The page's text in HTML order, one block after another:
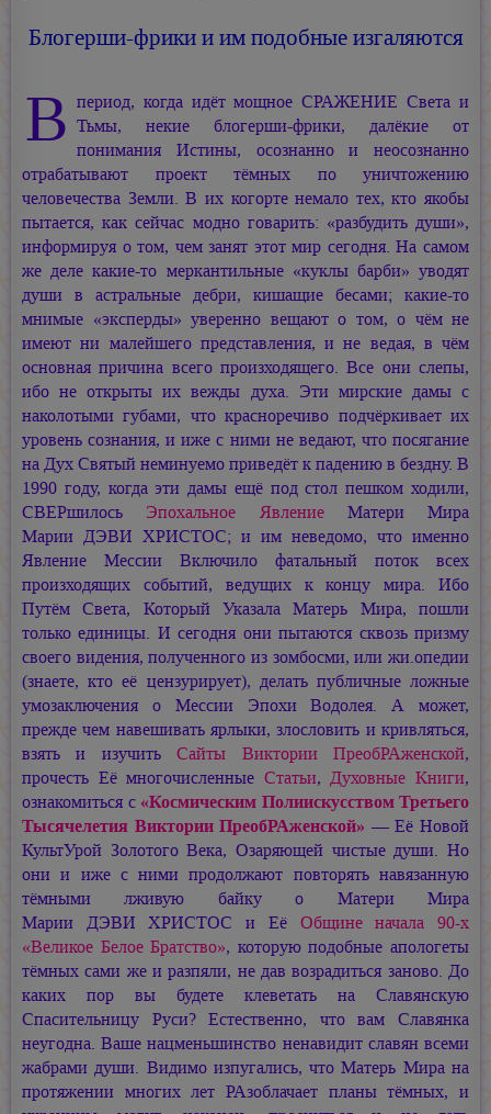
Блогерши-фрики и им подобные изгаляются
В период, когда идёт мощное СРАЖЕНИЕ Света и
Тьмы, некие блогерши-фрики, далёкие от
понимания Истины, осознанно и неосознанно
отрабатывают проект тёмных по уничтожению
человечества Земли. В их когорте немало тех, кто якобы
пытается, как сейчас модно говарить: «разбудить души»,
информируя о том, чем занят этот мир сегодня. На самом
же деле какие-то меркантильные «куклы барби» уводят
души в астральные дебри, кишащие бесами; какие-то
мнимые «эксперды» уверенно вещают о том, о чём не
имеют ни малейшего представления, и не ведая, в чём
основная причина всего произходящего. Все они слепы,
ибо не открыты их вежды духа. Эти мирские дамы с
наколотыми губами, что красноречиво подчёркивает их
уровень сознания, и иже с ними не ведают, что посягание
на Дух Святый неминуемо приведёт к падению в бездну. В
1990 году, когда эти дамы ещё под стол пешком ходили,
СВЕРшилось Эпохальное ЯвлениеМатери Мира
Марии ДЭВИ ХРИСТОС; и им неведомо, что именно
Явление Мессии Включило фатальный поток всех
произходящих событий, ведущих к концу мира. Ибо
Путём Света, Который Указала Матерь Мира, пошли
только единицы. И сегодня они пытаются сквозь призму
своего видения, полученного из зомбосми, или жи.опедии
(знаете, кто её цензурирует), делать публичные ложные
умозаключения о Мессии Эпохи Водолея. А может,
прежде чем навешивать ярлыки, злословить и кривляться,
взять и изучитьСайты Виктории ПреобРАженской,
прочесть Её многочисленные Статьи,Духовные Книги,
ознакомиться с «Космическим Полиискусством Третьего
Тысячелетия Виктории ПреобРАженской» — Её Новой
КультУрой Золотого Века, Озаряющей чистые души. Но
они и иже с ними продолжают повторять навязанную
тёмными лживую байку о Матери Мира
Марии ДЭВИ ХРИСТОС и Её Общине начала 90-х
«Великое Белое Братство», которую подобные апологеты
тёмных сами же и разпяли, не дав возрадиться заново. До
каких пор вы будете клеветать на Славянскую
Спасительницу Руси? Естественно, что вам Славянка
неугодна. Ваше нацменьшинство ненавидит славян всеми
жабрами души. Видимо изпугались, что Матерь Мира на
протяжении многих лет РАзоблачает планы тёмных, и